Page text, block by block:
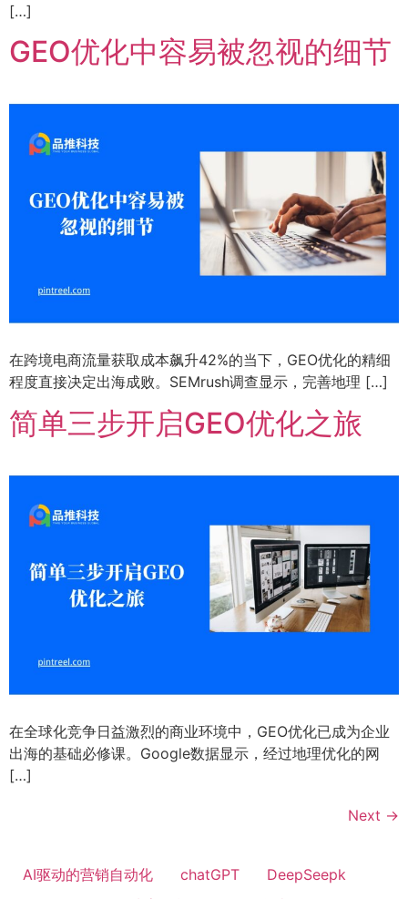
[…]
GEO优化中容易被忽视的细节
在跨境电商流量获取成本飙升42%的当下，GEO优化的精细
程度直接决定出海成败。SEMrush调查显示，完善地理 […]
简单三步开启GEO优化之旅
在全球化竞争日益激烈的商业环境中，GEO优化已成为企业
出海的基础必修课。Google数据显示，经过地理优化的网
[…]
Next →
AI驱动的营销自动化 chatGPT
DeepSeepk